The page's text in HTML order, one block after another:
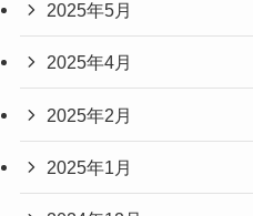
2025年5月
2025年4月
2025年2月
2025年1月